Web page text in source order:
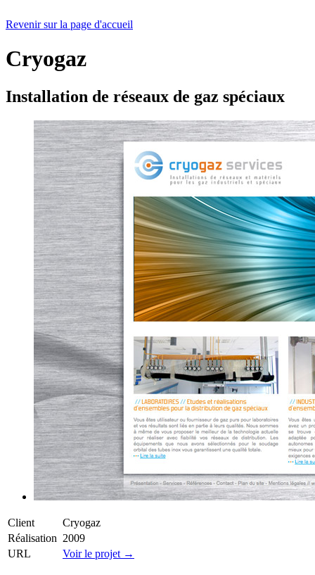
Revenir sur la page d'accueil
Cryogaz
Installation de réseaux de gaz spéciaux
Client
Cryogaz
Réalisation 2009
URL
Voir le projet →